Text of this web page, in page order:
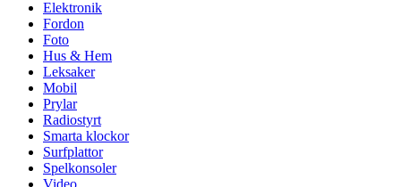
Elektronik
Fordon
Foto
Hus & Hem
Leksaker
Mobil
Prylar
Radiostyrt
Smarta klockor
Surfplattor
Spelkonsoler
Video